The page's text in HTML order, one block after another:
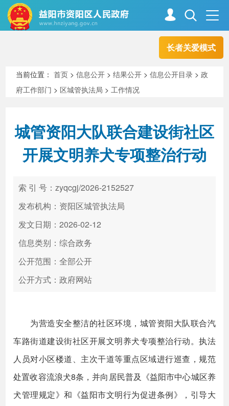
长者关爱模式
走进资阳
新闻中心 解读回应
政务服务
高效办成一件事
当前位置：首页 >信息公开 >结果公开 >信息公开目录 >政
府工作部门 > 区城管执法局 >工作情况
城管资阳大队联合建设街社区
开展文明养犬专项整治行动
索 引 号：zyqcgj/2026-2152527
发布机构：资阳区城管执法局
发文日期：2026-02-12
信息类别：综合政务
公开范围：全部公开
公开方式：政府网站
为营造安全整洁的社区环境，城管资阳大队联合汽
车路街道建设街社区开展文明养犬专项整治行动。执法
人员对小区楼道、主次干道等重点区域进行巡查，规范
处置收容流浪犬8条，并向居民普及《益阳市中心城区养
犬管理规定》和《益阳市文明行为促进条例》，引导大